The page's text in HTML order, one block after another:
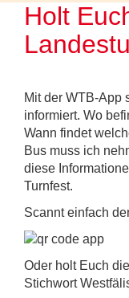
Holt
Mit der WTB-App
informiert. Wo
Wann findet
Bus muss ich
diese
Turnfest.
Scannt einfach
Oder holt Euch
Stichwort